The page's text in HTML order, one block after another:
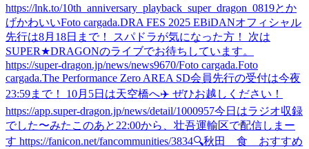
https://lnk.to/10th_anniversary_playback_super_dragon_0819とか
げかわいいFoto cargada.DRA FES 2025 EBiDANオフィシャル
先行は8月18日まで！ スパドラが気になった方！ 次は
SUPER★DRAGONのライブでお待ちしています。
https://super-dragon.jp/news/news9670/Foto cargada.Foto
cargada.The Performance Zero AREA SD会員先行の受付は今夜
23:59まで！ 10月5日は天空橋へ✈️ ぜひお越しください！
https://app.super-dragon.jp/news/detail/1000957今日はラジオ収録
でした〜みた このあと22:00から、壮吾運輸区で配信しまー
す https://fanicon.net/fancommunities/3834🔍秋田 食 おすすめ